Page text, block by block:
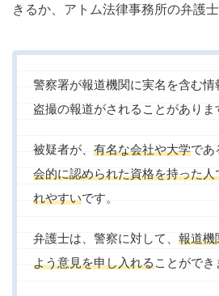
きるか、アトム法律事務所の弁護
警察署が報道機関に実名を含む情
盗撮の報道がされることがありま
被疑者が、 有名な会社や大学であ
会的に認められた資格を持った
れやすいです。
弁護士は、警察に対して、 報道機
よう意見を申し入れることができ